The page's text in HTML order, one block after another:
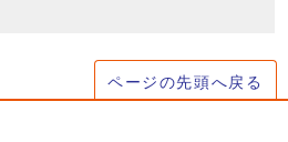
ページの先頭へ戻る